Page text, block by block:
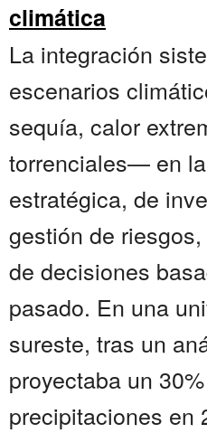
climática
La integración
escenarios
sequía, calor
torrenciales— en
estratégica, de
gestión de
de decisiones
pasado. En una
sureste, tras un
proyectaba un
precipitaciones en